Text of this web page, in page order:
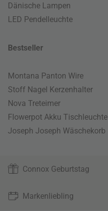
Dänische Lampen
LED Pendelleuchte
Bestseller
Montana Panton Wire
Stoff Nagel Kerzenhalter
Nova Treteimer
Flowerpot Akku Tischleuchte
Joseph Joseph Wäschekorb
Connox Geburtstag
Markenliebling